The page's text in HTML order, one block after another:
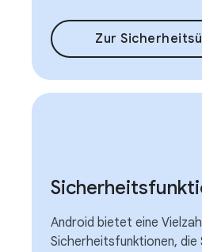
Zur
Android bietet eine
Sicherheitsfunktionen, die